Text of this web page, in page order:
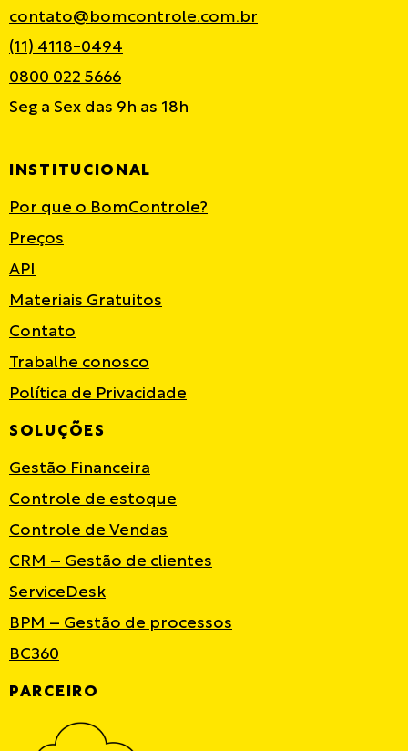
contato@bomcontrole.com.br
(11) 4118-0494
0800 022 5666
Seg a Sex das 9h as 18h
INSTITUCIONAL
Por que o BomControle?
Preços
API
Materiais Gratuitos
Contato
Trabalhe conosco
Política de Privacidade
SOLUÇÕES
Gestão Financeira
Controle de estoque
Controle de Vendas
CRM – Gestão de clientes
ServiceDesk
BPM – Gestão de processos
BC360
PARCEIRO